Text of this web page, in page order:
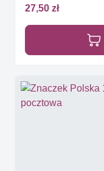
27,50 zł